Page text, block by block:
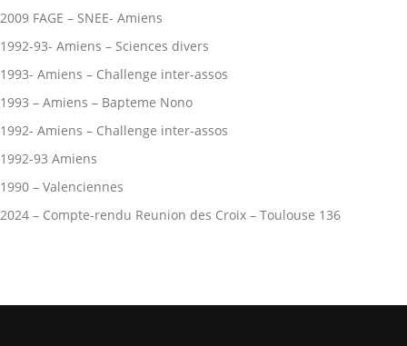
2009 FAGE – SNEE- Amiens
1992-93- Amiens – Sciences divers
1993- Amiens – Challenge inter-assos
1993 – Amiens – Bapteme Nono
1992- Amiens – Challenge inter-assos
1992-93 Amiens
1990 – Valenciennes
2024 – Compte-rendu Reunion des Croix – Toulouse 136